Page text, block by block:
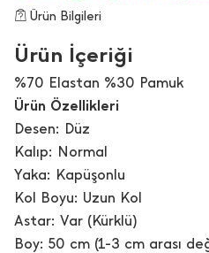
Ürün Bilgileri
Ürün İçeriği
%70 Elastan %30 Pamuk
Ürün Özellikleri
Desen: Düz
Kalıp: Normal
Yaka: Kapüşonlu
Kol Boyu: Uzun Kol
Astar: Var (Kürklü)
Boy: 50 cm (1-3 cm arası